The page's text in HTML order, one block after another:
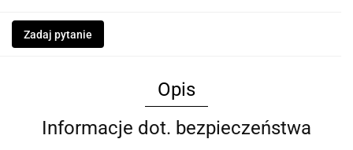
Zadaj pytanie
Opis
Informacje dot. bezpieczeństwa